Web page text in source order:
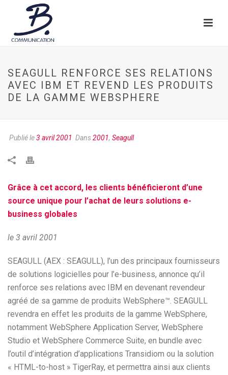
SEAGULL RENFORCE SES RELATIONS
AVEC IBM ET REVEND LES PRODUITS
DE LA GAMME WEBSPHERE
Publié le3 avril 2001 Dans2001, Seagull
Grâce à cet accord, les clients bénéficieront d’une
source unique pour l’achat de leurs solutions e-
business globales
le 3 avril 2001
SEAGULL (AEX : SEAGULL), l’un des principaux fournisseurs
de solutions logicielles pour l’e-business, annonce qu’il
renforce ses relations avec IBM en devenant revendeur
agréé de sa gamme de produits WebSphere™. SEAGULL
revendra en effet les produits de la gamme WebSphere,
notamment WebSphere Application Server, WebSphere
Studio et WebSphere Commerce Suite, en bundle avec
l’outil d’intégration d’applications Transidiom ou la solution
« HTML-to-host » TigerRay, et permettra ainsi aux clients